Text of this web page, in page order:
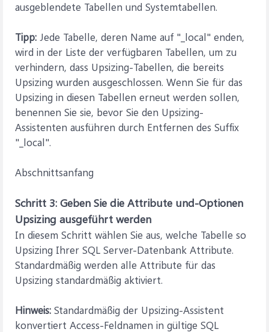
ausgeblendete Tabellen und Systemtabellen.
Tipp: Jede Tabelle, deren Name auf "_local" enden,
wird in der Liste der verfügbaren Tabellen, um zu
verhindern, dass Upsizing-Tabellen, die bereits
Upsizing wurden ausgeschlossen. Wenn Sie für das
Upsizing in diesen Tabellen erneut werden sollen,
benennen Sie sie, bevor Sie den Upsizing-
Assistenten ausführen durch Entfernen des Suffix
"_local".
Abschnittsanfang
Schritt 3: Geben Sie die Attribute und-Optionen
Upsizing ausgeführt werden
In diesem Schritt wählen Sie aus, welche Tabelle so
Upsizing Ihrer SQL Server-Datenbank Attribute.
Standardmäßig werden alle Attribute für das
Upsizing standardmäßig aktiviert.
Hinweis: Standardmäßig der Upsizing-Assistent
konvertiert Access-Feldnamen in gültige SQL